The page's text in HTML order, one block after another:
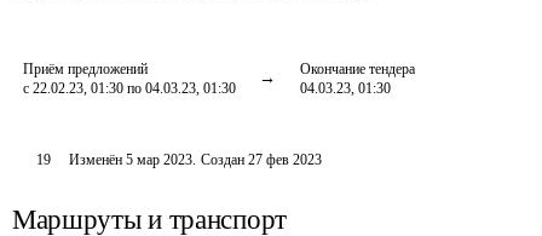
Приём предложений
с 22.02.23, 01:30 по 04.03.23, 01:30
Окончание тендера
04.03.23, 01:30
19 Изменён5 мар 2023. Создан 27 фев 2023
Маршруты и транспорт